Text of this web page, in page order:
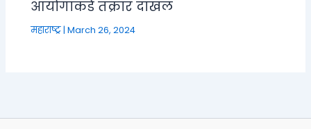
आयोगाकडे तक्रार दाखल
महाराष्ट्र|March 26, 2024